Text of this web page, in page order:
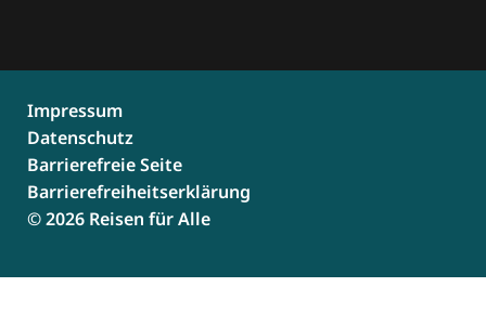
© 2026 Reisen für Alle
Impressum
Datenschutz
Barrierefreie Seite
Barrierefreiheitserklärung